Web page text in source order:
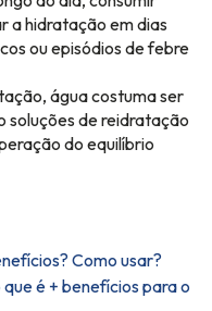
a hidratação em dias
ou episódios de febre
água costuma ser
soluções de reidratação
do equilíbrio
Como usar?
é + benefícios para o